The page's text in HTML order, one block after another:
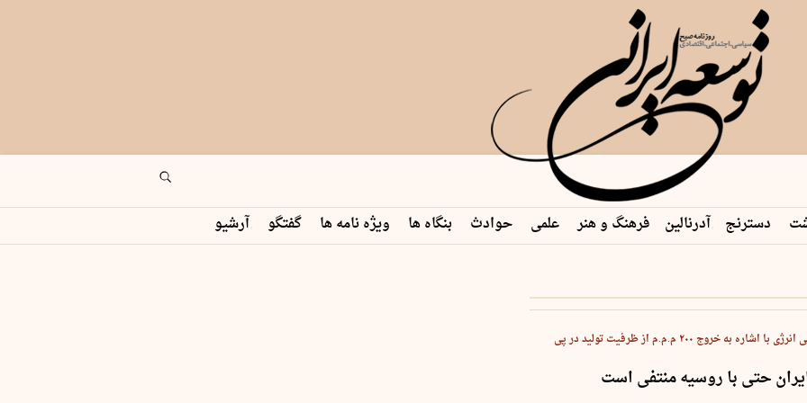
دسترنج آدرنالین فرهنگ و هنر علمی حوادث بنگاه ها ویژه نامه ها گفتگو آرشیو
رئیس انجمن‌های علمی انرژی با اشاره به خروج ۲۰۰ م.م.م از ظرفیت تولید در پی
حتی با روسیه منتفی است